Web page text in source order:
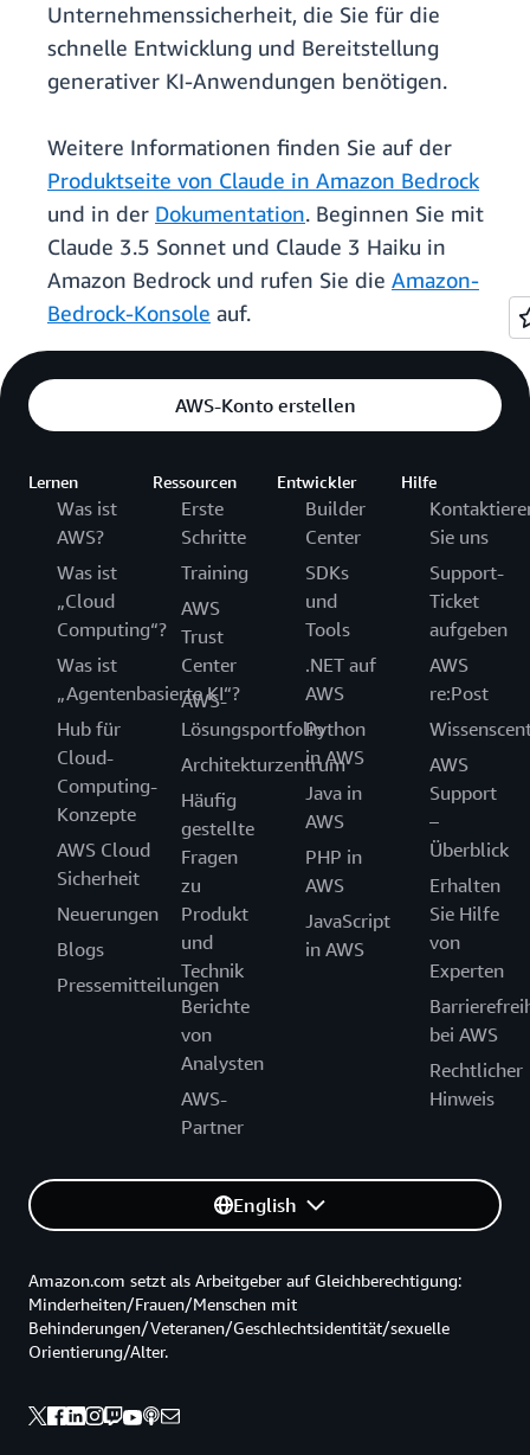
Unternehmenssicherheit, die Sie für die
schnelle Entwicklung und Bereitstellung
generativer KI-Anwendungen benötigen.
Weitere Informationen finden Sie auf der
Produktseite von Claude in Amazon Bedrock
und in der Dokumentation. Beginnen Sie mit
Claude 3.5 Sonnet und Claude 3 Haiku in
Amazon Bedrock und rufen Sie die Amazon-
Bedrock-Konsole auf.
AWS-Konto erstellen
Lernen
Was ist
AWS?
Was ist
„Cloud
Computing“?
Was ist
„Agentenbasierte KI“?
Hub für
Cloud-
Computing-
Konzepte
AWS Cloud
Sicherheit
Neuerungen
Blogs
Pressemitteilungen
Ressourcen
Erste
Schritte
Training
AWS
Trust
Center
AWS-
Lösungsportfolio
Architekturzentrum
Häufig
gestellte
Fragen
zu
Produkt
und
Technik
Berichte
von
Analysten
AWS-
Partner
Entwickler
Builder
Center
SDKs
und
Tools
.NET auf
AWS
Python
in AWS
Java in
AWS
PHP in
AWS
JavaScript
in AWS
Hilfe
Sie uns
Support-
Ticket
aufgeben
AWS
re:Post
AWS
Support
–
Überblick
Erhalten
Sie Hilfe
von
Experten
bei AWS
Rechtlicher
Hinweis
English
Amazon.com setzt als Arbeitgeber auf Gleichberechtigung:
Minderheiten/Frauen/Menschen mit
Behinderungen/Veteranen/Geschlechtsidentität/sexuelle
Orientierung/Alter.